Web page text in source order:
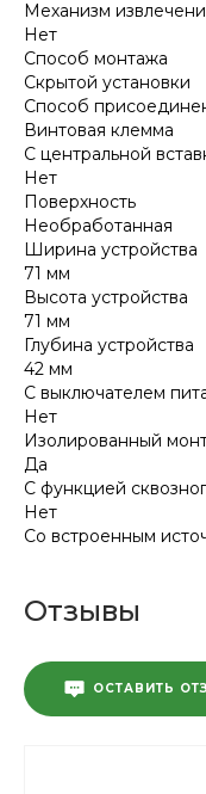
Механизм
Нет
Способ монтажа
Скрытой установки
Способ
Винтовая клемма
С центральной
Нет
Поверхность
Необработанная
Ширина устройства
71 мм
Высота устройства
71 мм
Глубина устройства
42 мм
С выключателем
Нет
Изолированный
Да
С функцией
Нет
Со встроенным
Отзывы
ОСТАВИТЬ